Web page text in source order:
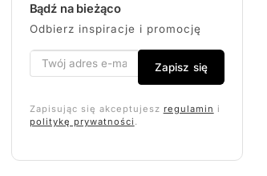
Bądź na bieżąco
Odbierz inspiracje i promocję
Zapisz się
Zapisując się akceptujesz regulamin i
politykę prywatności .